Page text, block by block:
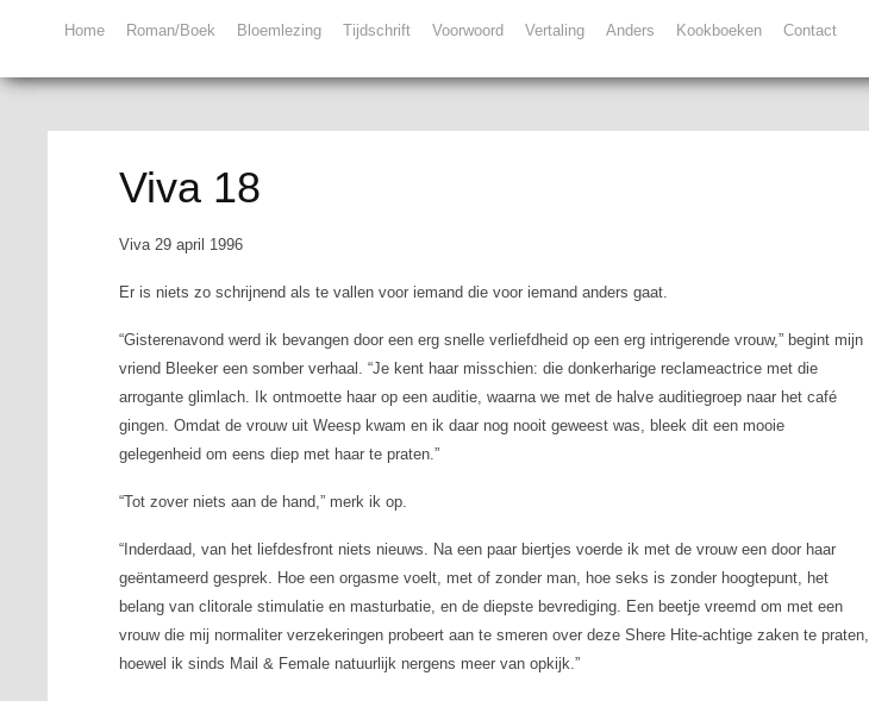
Home Roman/Boek Bloemlezing Tijdschrift Voorwoord Vertaling Anders Kookboeken Contact
Viva 18
Viva 29 april 1996
Er is niets zo schrijnend als te vallen voor iemand die voor iemand anders gaat.
“Gisterenavond werd ik bevangen door een erg snelle verliefdheid op een erg intrigerende vrouw,” begint mijn
vriend Bleeker een somber verhaal. “Je kent haar misschien: die donkerharige reclameactrice met die
arrogante glimlach. Ik ontmoette haar op een auditie, waarna we met de halve auditiegroep naar het café
gingen. Omdat de vrouw uit Weesp kwam en ik daar nog nooit geweest was, bleek dit een mooie
gelegenheid om eens diep met haar te praten.”
“Tot zover niets aan de hand,” merk ik op.
“Inderdaad, van het liefdesfront niets nieuws. Na een paar biertjes voerde ik met de vrouw een door haar
geëntameerd gesprek. Hoe een orgasme voelt, met of zonder man, hoe seks is zonder hoogtepunt, het
belang van clitorale stimulatie en masturbatie, en de diepste bevrediging. Een beetje vreemd om met een
vrouw die mij normaliter verzekeringen probeert aan te smeren over deze Shere Hite-achtige zaken te praten,
hoewel ik sinds Mail & Female natuurlijk nergens meer van opkijk.”